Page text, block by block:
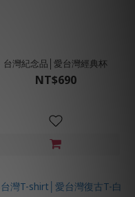
台灣紀念品│愛台灣經典杯
NT$690